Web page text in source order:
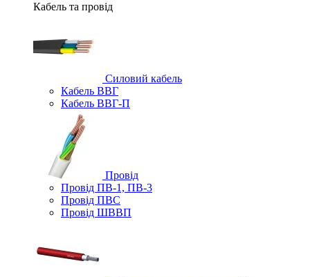
Кабель та провід
Силовий кабель
Кабель ВВГ
Кабель ВВГ-П
Провід
Провід ПВ-1, ПВ-3
Провід ПВС
Провід ШВВП